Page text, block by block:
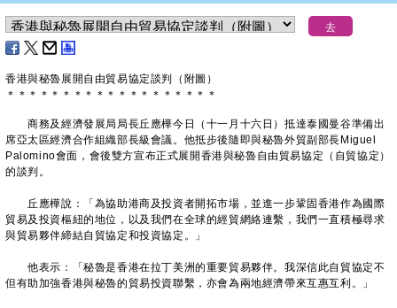
香港與秘魯展開自由貿易協定談判（附圖）
＊ ＊ ＊ ＊ ＊ ＊ ＊ ＊ ＊ ＊ ＊ ＊ ＊ ＊ ＊ ＊ ＊ ＊ ＊
商務及經濟發展局局長丘應樺今日（十一月十六日）抵達泰國曼谷準備出
席亞太區經濟合作組織部長級會議。他抵步後隨即與秘魯外貿副部長Miguel
Palomino會面，會後雙方宣布正式展開香港與秘魯自由貿易協定（自貿協定）
的談判。
丘應樺說：「為協助港商及投資者開拓市場，並進一步鞏固香港作為國際
貿易及投資樞紐的地位，以及我們在全球的經貿網絡連繫，我們一直積極尋求
與貿易夥伴締結自貿協定和投資協定。」
他表示：「秘魯是香港在拉丁美洲的重要貿易夥伴。我深信此自貿協定不
但有助加強香港與秘魯的貿易投資聯繫，亦會為兩地經濟帶來互惠互利。」